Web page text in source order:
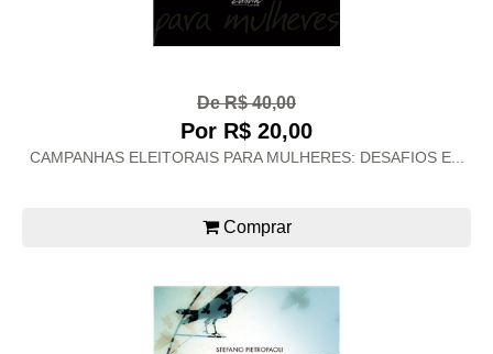
De R$ 40,00
Por R$ 20,00
CAMPANHAS ELEITORAIS PARA MULHERES: DESAFIOS E...
Comprar